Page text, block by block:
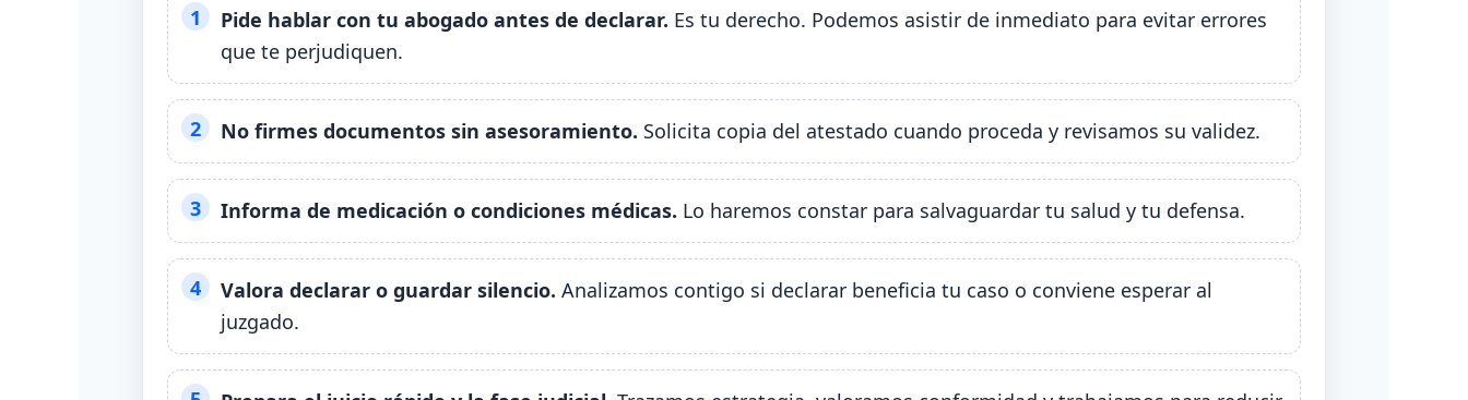
Pide hablar con tu abogado antes de declarar. Es tu derecho. Podemos asistir de inmediato para evitar errores
que te perjudiquen.
No firmes documentos sin asesoramiento. Solicita copia del atestado cuando proceda y revisamos su validez.
Informa de medicación o condiciones médicas. Lo haremos constar para salvaguardar tu salud y tu defensa.
Valora declarar o guardar silencio. Analizamos contigo si declarar beneficia tu caso o conviene esperar al
juzgado.